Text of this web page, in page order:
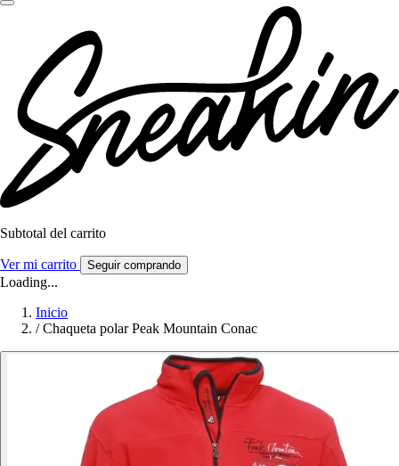
Subtotal del carrito
Ver mi carrito Seguir comprando
Loading...
Inicio
/ Chaqueta polar Peak Mountain Conac